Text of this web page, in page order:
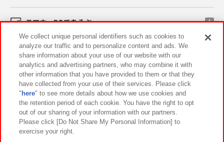
スマホ・PCであそぶ
イベント・キャンペーン
関連会社 サステナビリティ サイトポリシー
プライバシーポリシー ウェブアクセシビリティ方針と検証結果
お取引先さまとともに
We collect unique personal identifiers such as cookies to
analyze our traffic and to personalize content and ads. We
share information about your use of our website with our
analytics and advertising partners, who may combine it with
other information that you have provided to them or that they
have collected from your use of their services. Please click
" here" to see more details about how we use cookies and
the retention period of each cookie. You have the right to opt
out of our sharing of your information with our partners.
Please click [Do Not Share My Personal Information] to
exercise your right.